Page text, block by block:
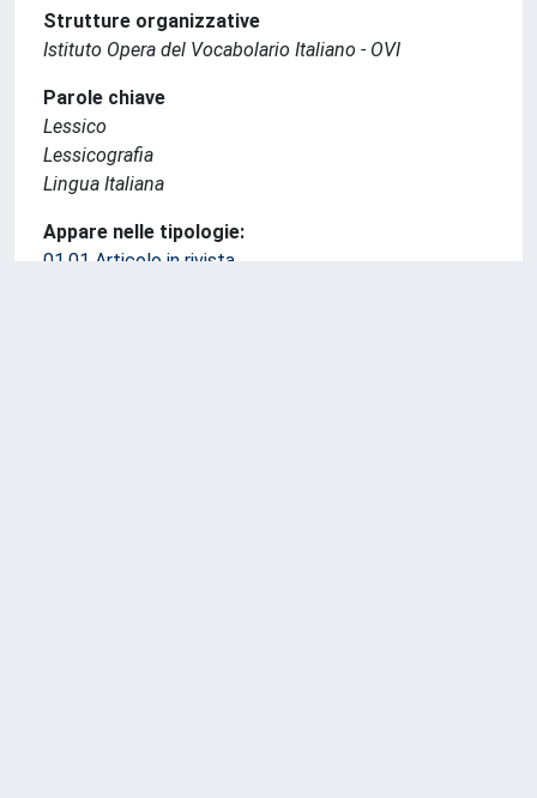
Strutture organizzative
Istituto Opera del Vocabolario Italiano - OVI
Parole chiave
Lessico
Lessicografia
Lingua Italiana
Appare nelle tipologie:
01.01 Articolo in rivista